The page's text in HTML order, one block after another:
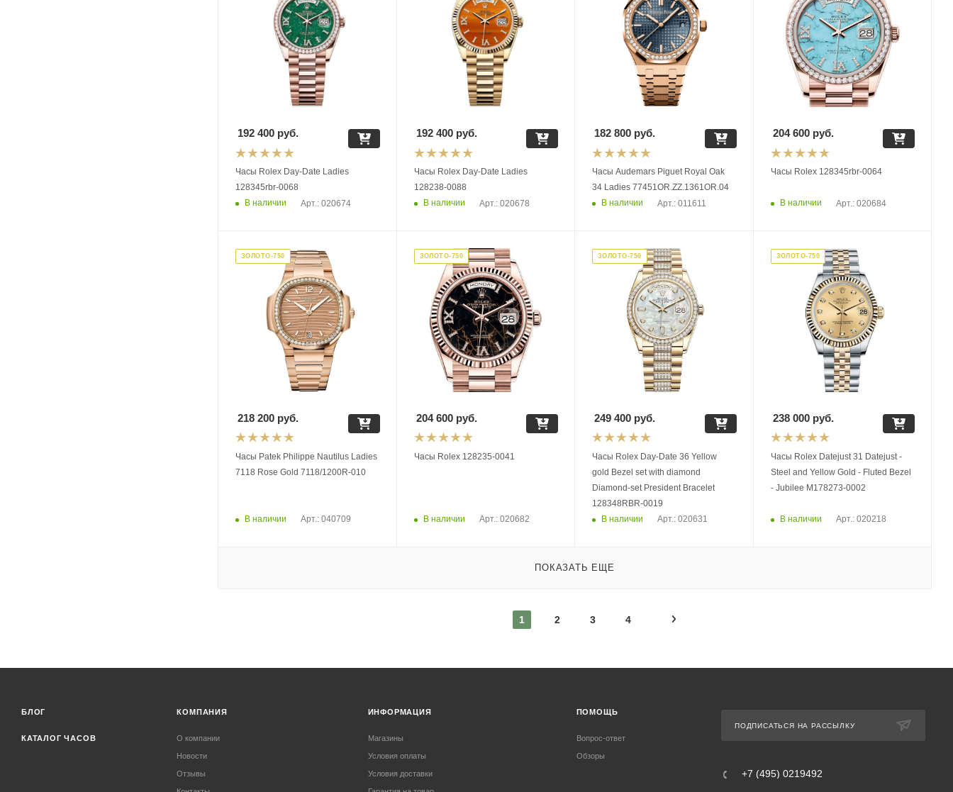
Часы Rolex Day-Date Ladies
128345rbr-0068
В наличии
Арт.: 020674
192 400 руб.
Часы Rolex Day-Date Ladies
128238-0088
В наличии
Арт.: 020678
192 400руб.
Часы Audemars Piguet Royal Oak
34 Ladies 77451OR.ZZ.1361OR.04
В наличии
Арт.: 011611
182 800 руб.
Часы Rolex 128345rbr-0064
В наличии Арт.: 020684
204 600руб.
ЗОЛОТО-750
Часы Patek Philippe Nautilus Ladies
7118 Rose Gold 7118/1200R-010
В наличии Арт.: 040709
218 200 руб.
ЗОЛОТО-750
Часы Rolex 128235-0041
В наличии Арт.: 020682
204 600руб.
ЗОЛОТО-750
Часы Rolex Day-Date 36 Yellow
gold Bezel set with diamond
Diamond-set President Bracelet
128348RBR-0019
В наличии
Арт.: 020631
249 400 руб.
ЗОЛОТО-750
Часы Rolex Datejust 31 Datejust -
Steel and Yellow Gold - Fluted Bezel
- Jubilee M178273-0002
В наличии Арт.: 020218
238 000руб.
ПОКАЗАТЬ ЕЩЕ
1 2 3 4
БЛОГ
КАТАЛОГ ЧАСОВ
КОМПАНИЯ
О компании
Новости
Отзывы
ИНФОРМАЦИЯ
Магазины
Условия оплаты
Условия доставки
ПОМОЩЬ
Вопрос-ответ
Обзоры
ПОДПИСАТЬСЯ НА РАССЫЛКУ
+7 (495) 0219492